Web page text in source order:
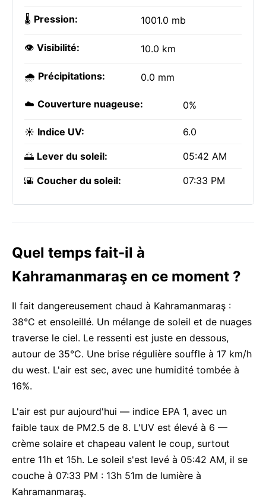
🌡️ Pression: 1001.0 mb
👁️ Visibilité: 10.0 km
🌧️ Précipitations: 0.0 mm
☁️ Couverture nuageuse: 0%
☀️ Indice UV: 6.0
🌅 Lever du soleil: 05:42 AM
🌇 Coucher du soleil: 07:33 PM
Quel temps fait-il à
Kahramanmaraş en ce moment ?
Il fait dangereusement chaud à Kahramanmaraş :
38°C et ensoleillé. Un mélange de soleil et de nuages
traverse le ciel. Le ressenti est juste en dessous,
autour de 35°C. Une brise régulière souffle à 17 km/h
du west. L'air est sec, avec une humidité tombée à
16%.
L'air est pur aujourd'hui — indice EPA 1, avec un
faible taux de PM2.5 de 8. L'UV est élevé à 6 —
crème solaire et chapeau valent le coup, surtout
entre 11h et 15h. Le soleil s'est levé à 05:42 AM, il se
couche à 07:33 PM : 13h 51m de lumière à
Kahramanmaraş.